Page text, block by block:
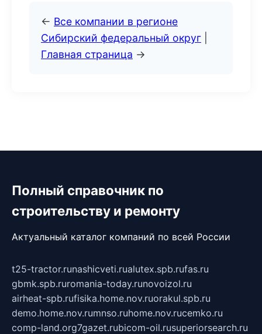
← Все компании в регионе
Сибирский федеральный округ
Главная страница →
Полный справочник по
строительству и ремонту
Актуальный каталог компаний по всей России
t25-tractor.runashicveti.rualutex.spb.rufas.ru
gbmk.spb.ruromania-today.runovoizol.ru
airheat-spb.rufisika.home.nov.ruorakul.spb.ru
demo.home.nov.rumnso.ruhome.nov.rucemko.ru
comp-land.org7gazet.rubicom-oil.rusuperiorsearch.ru